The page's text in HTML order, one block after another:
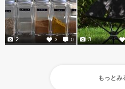
3 0
2 3
もっとみ